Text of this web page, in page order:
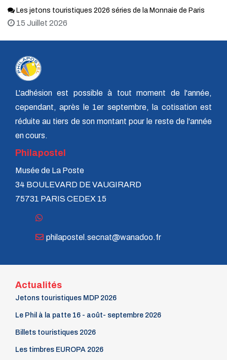
Les jetons touristiques 2026 séries de la Monnaie de Paris
15 Juillet 2026
L'adhésion est possible à tout moment de l'année,
cependant, après le 1er septembre, la cotisation est
réduite au tiers de son montant pour le reste de l'année
en cours.
Philapostel
Musée de La Poste
34 BOULEVARD DE VAUGIRARD
75731 PARIS CEDEX 15
philapostel.secnat@wanadoo.fr
Actualités
Jetons touristiques MDP 2026
Le Phil à la patte 16 - août- septembre 2026
Billets touristiques 2026
Les timbres EUROPA 2026